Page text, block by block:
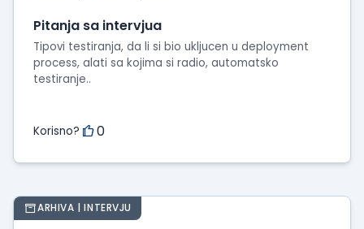
Pitanja sa intervjua
Tipovi testiranja, da li si bio ukljucen u deployment
process, alati sa kojima si radio, automatsko
testiranje..
Korisno? 0
ARHIVA | INTERVJU